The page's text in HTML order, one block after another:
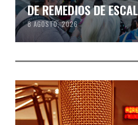
DE REMEDIOS DE
8 AGOSTO, 2026